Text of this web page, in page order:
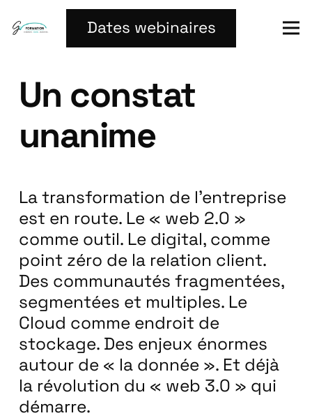
Dates webinaires
Un constat
unanime
La transformation de l’entreprise
est en route. Le « web 2.0 »
comme outil. Le digital, comme
point zéro de la relation client.
Des communautés fragmentées,
segmentées et multiples. Le
Cloud comme endroit de
stockage. Des enjeux énormes
autour de « la donnée ». Et déjà
la révolution du « web 3.0 » qui
démarre.